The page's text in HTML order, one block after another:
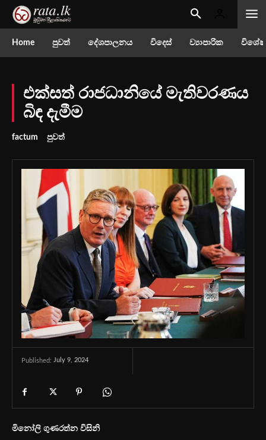
Home පුවත් දේශපාලනය විදෙස් ව්‍යාපාරික
එක්සත් රාජධානියේ මැතිවරණය
බිඳ දැමීම
factum පුවත්
Published: July 9, 2024
මිනෝලි ගුණරත්න විසිනි